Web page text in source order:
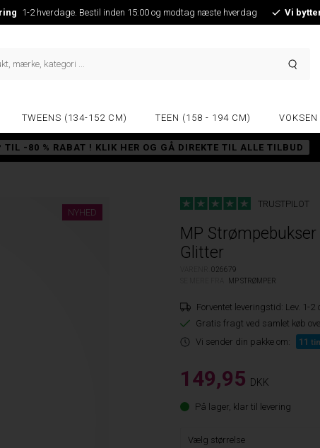
1-2 hverdage. Bestil inden 15:00 og modtag næste hverdag Vi
TWEENS (134-152 CM) TEEN (158 - 194 CM) VOKSEN
TIL -80 % RABAT ! KLIK HER OG GÅ DIREKTE TIL ALLE TILBUD
NYHED
TRUSTPILOT
MP
Glitter
026679
MP STRØMPER
Forventet leveringstid: Lev. 1-2
Gratis fragt ved samlet køb
Vi sender din pakke om:
11
149,95 DKK
På lager, klar til levering